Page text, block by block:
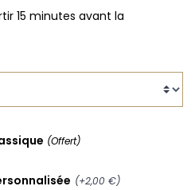
15 minutes avant la
(Offert)
(+2,00 €)